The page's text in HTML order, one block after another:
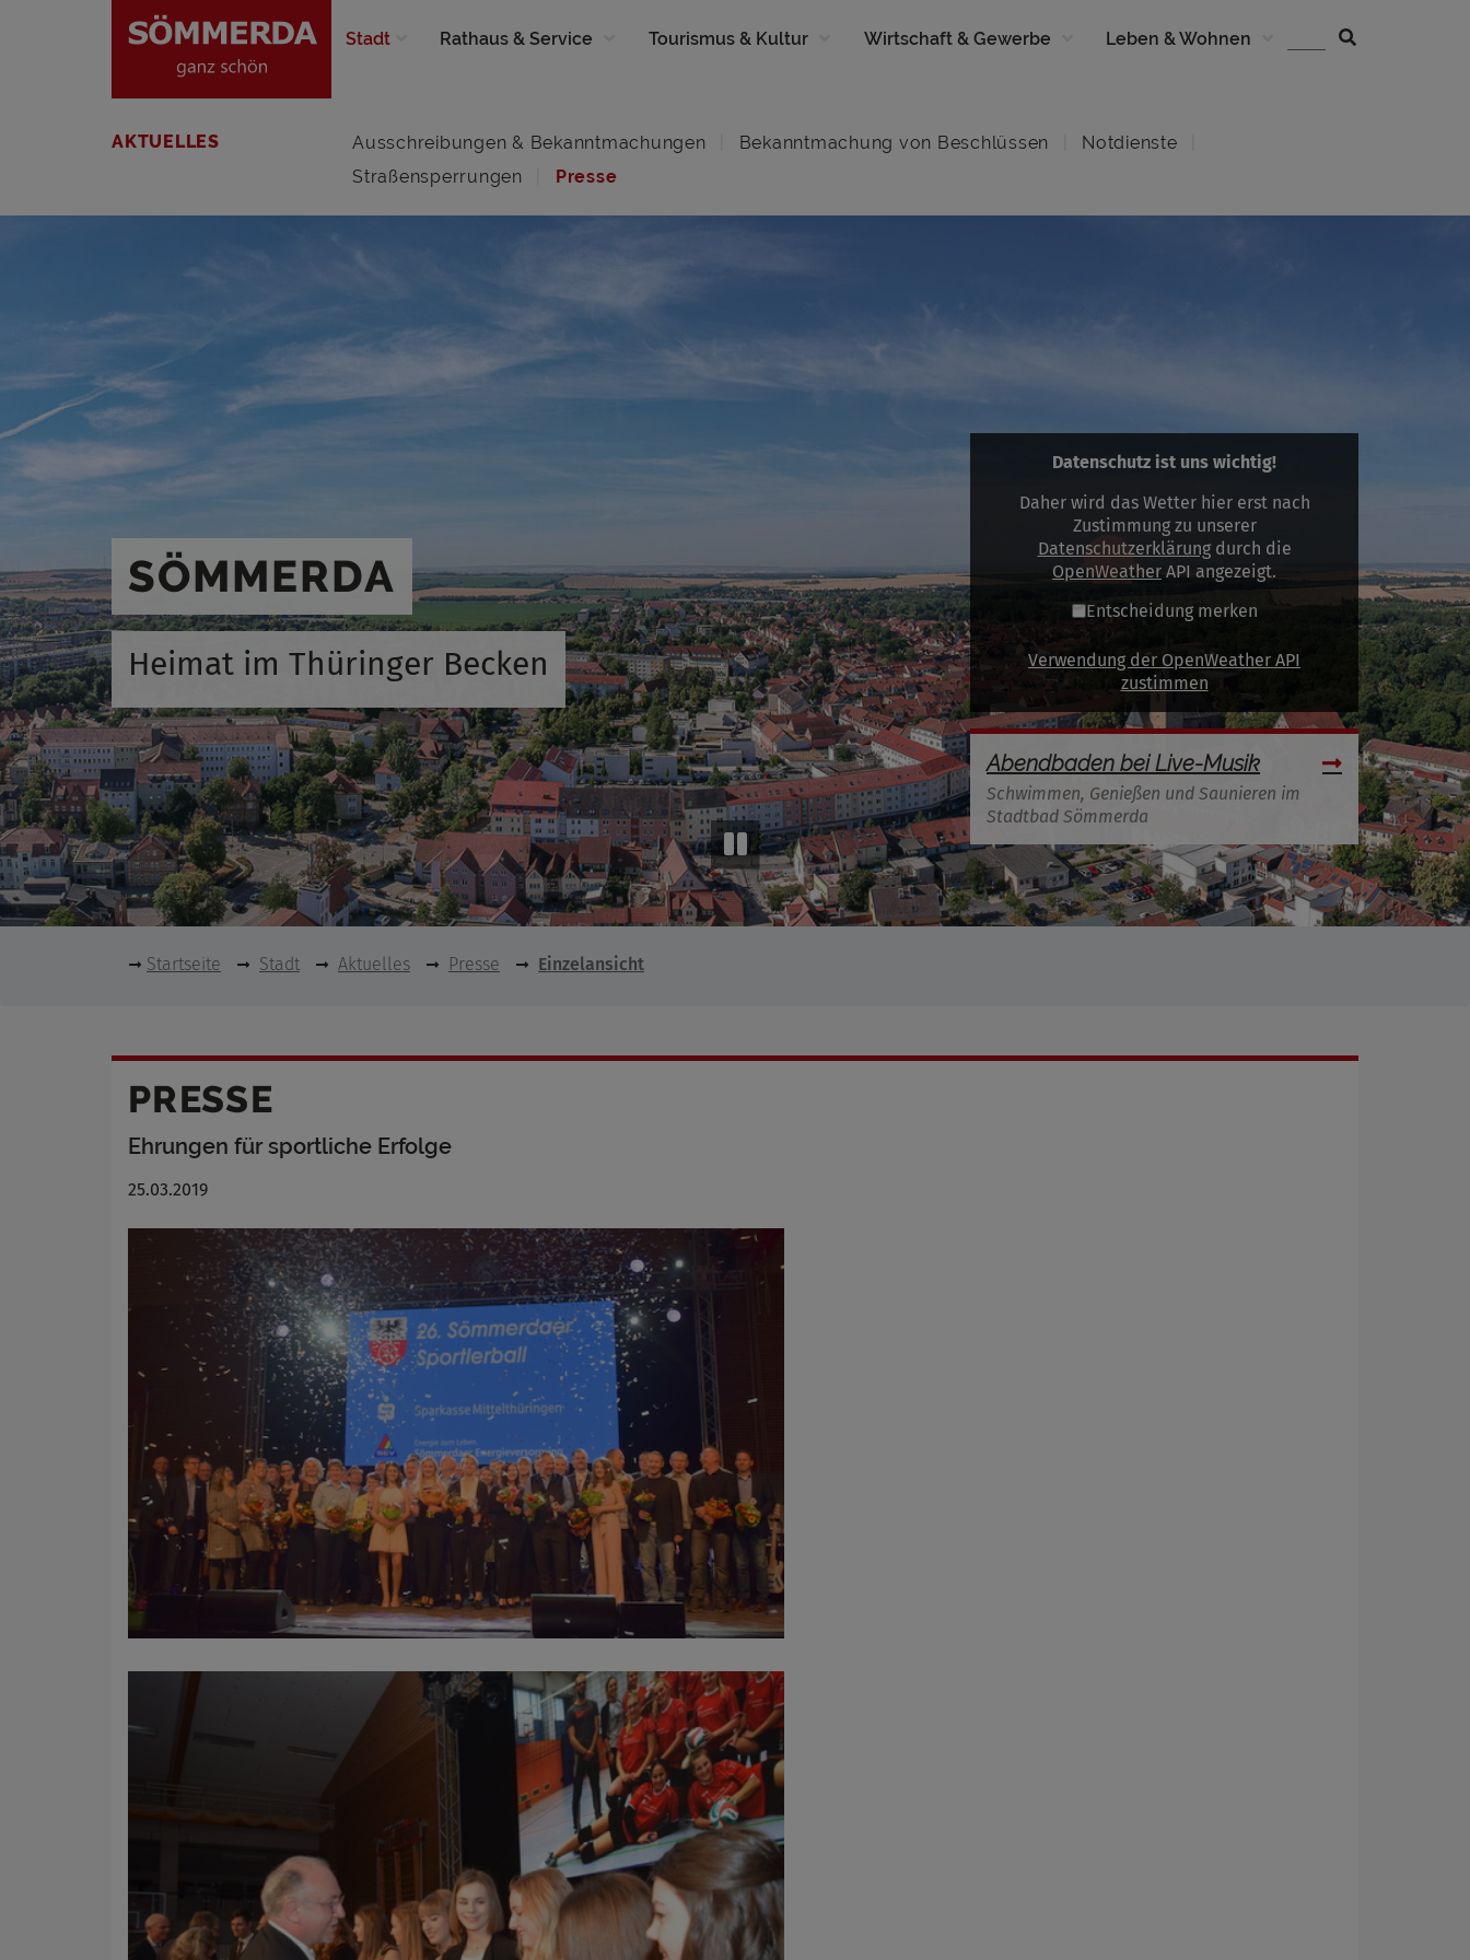
Stadt Rathaus & Service Tourismus & Kultur Wirtschaft & Gewerbe Leben & Wohnen
AKTUELLES Ausschreibungen & Bekanntmachungen Bekanntmachung von Beschlüssen
Notdienste
Straßensperrungen
Presse
SÖMMERDA
Heimat im Thüringer Becken
Datenschutz ist uns wichtig!
Daher wird das Wetter hier erst nach
Zustimmung zu unserer
Datenschutzerklärungdurch die
OpenWeather API angezeigt.
Entscheidung merken
Verwendung der OpenWeather API
zustimmen
Abendbaden bei Live-Musik
Schwimmen, Genießen und Saunieren im
Stadtbad Sömmerda
Startseite Stadt Aktuelles Presse Einzelansicht
PRESSE
Ehrungen für sportliche Erfolge
25.03.2019